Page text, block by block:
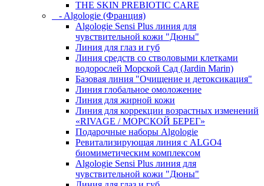
THE SKIN PREBIOTIC CARE
- Algologie (Франция)
Algologie Sensi Plus линия для
чувcтвительной кожи "Дюны"
Линия для глаз и губ
Линия средств со стволовыми клетками
водорослей Морской Сад (Jardin Marin)
Базовая линия "Очищение и детоксикация"
Линия глобальное омоложение
Линия для жирной кожи
Линия для коррекции возрастных изменений
«RIVAGE / МОРСКОЙ БЕРЕГ»
Подарочные наборы Algologie
Ревитализирующая линия с ALGO4
биомиметическим комплексом
Algologie Sensi Plus линия для
чувcтвительной кожи "Дюны"